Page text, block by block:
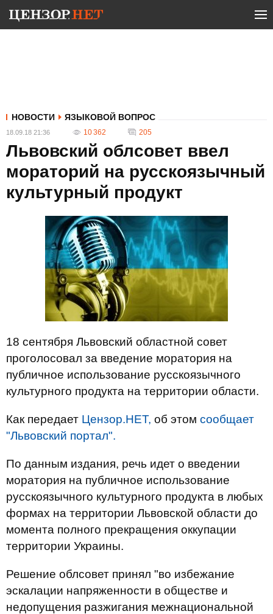
НОВОСТИ ЯЗЫКОВОЙ ВОПРОС
18.09.18 21:36 10 362 205
Львовский облсовет ввел
мораторий на русскоязычный
культурный продукт
18 сентября Львовский областной совет
проголосовал за введение моратория на
публичное использование русскоязычного
культурного продукта на территории области.
Как передает Цензор.НЕТ, об этом сообщает
"Львовский портал".
По данным издания, речь идет о введении
моратория на публичное использование
русскоязычного культурного продукта в любых
формах на территории Львовской области до
момента полного прекращения оккупации
территории Украины.
Решение облсовет принял "во избежание
эскалации напряженности в обществе и
недопущения разжигания межнациональной